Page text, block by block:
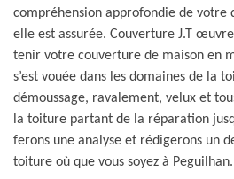
compréhension approfondie de votre
elle est assurée. Couverture J.T
tenir votre couverture de maison en
s’est vouée dans les domaines de la
démoussage, ravalement, velux et
la toiture partant de la réparation
ferons une analyse et rédigerons un
toiture où que vous soyez à Peguilhan.